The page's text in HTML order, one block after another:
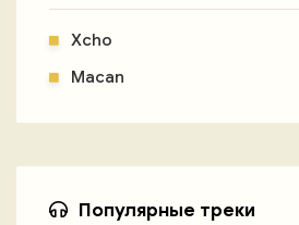
Xcho
Macan
Популярные треки